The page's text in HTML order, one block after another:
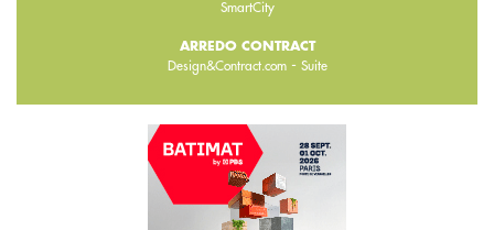
SmartCity
ARREDO CONTRACT
Design&Contract.com- Suite